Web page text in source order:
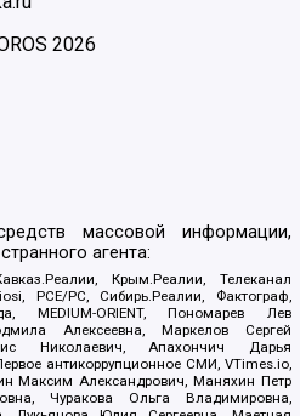
2026
массовой информации,
агента:
Крым.Реалии, Телеканал
PCE/PC, Сибирь.Реалии, Фактограф,
MEDIUM-ORIENT, Пономарев Лев
Алексеевна, Маркелов Сергей
Николаевич, Апахончич Дарья
антикоррупционное СМИ, VTimes.io,
Максим Александрович, Маняхин Петр
Чуракова Ольга Владимировна,